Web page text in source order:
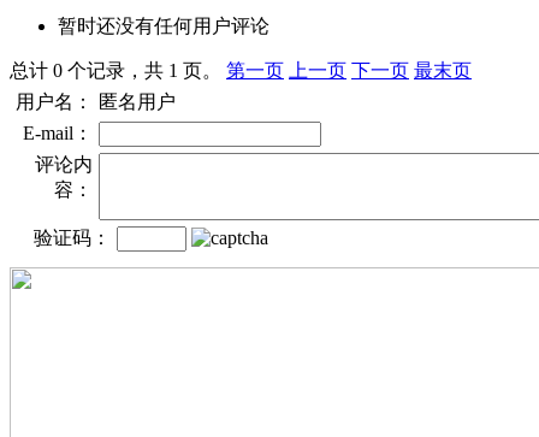
暂时还没有任何用户评论
总计 0 个记录，共 1 页。 第一页 上一页 下一页 最末页
用户名：
匿名用户
E-mail：
评论内
容：
验证码：